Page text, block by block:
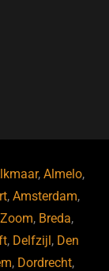
,Almelo,
,Amsterdam,
, Breda,
, Delfzijl, Den
, Dordrecht,